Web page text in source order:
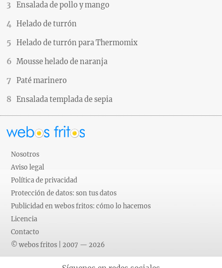
Ensalada de pollo y mango
Helado de turrón
Helado de turrón para Thermomix
Mousse helado de naranja
Paté marinero
Ensalada templada de sepia
Nosotros
Aviso legal
Política de privacidad
Protección de datos: son tus datos
Publicidad en webos fritos: cómo lo hacemos
Licencia
Contacto
© webos fritos | 2007 — 2026